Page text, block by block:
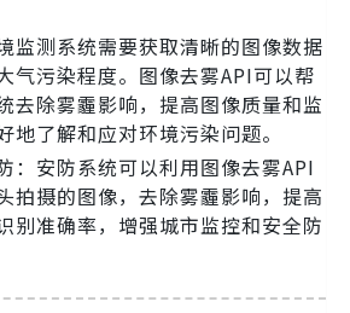
监测系统需要获取清晰的图像数据
气污染程度。图像去雾API可以帮
去除雾霾影响，提高图像质量和监
地了解和应对环境污染问题。
：安防系统可以利用图像去雾API
拍摄的图像，去除雾霾影响，提高
别准确率，增强城市监控和安全防